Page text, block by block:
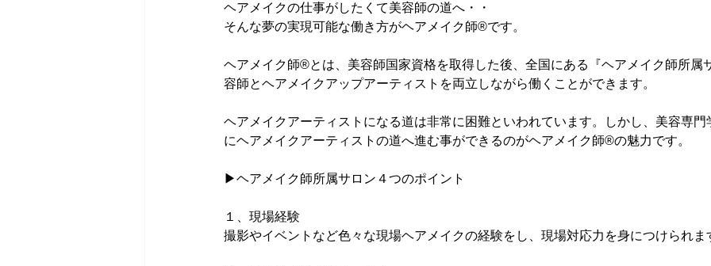
ヘアメイクの仕事がしたくて美容師の道へ・・
そんな夢の実現可能な働き方がヘアメイク師®です。
ヘアメイク師®とは、美容師国家資格を取得した後、全国にある『ヘアメイク師所属
容師とヘアメイクアップアーティストを両立しながら働くことができます。
ヘアメイクアーティストになる道は非常に困難といわれています。しかし、美容専門
にヘアメイクアーティストの道へ進む事ができるのがヘアメイク師®の魅力です。
▶ヘアメイク師所属サロン４つのポイント
１、現場経験
撮影やイベントなど色々な現場ヘアメイクの経験をし、現場対応力を身につけられま